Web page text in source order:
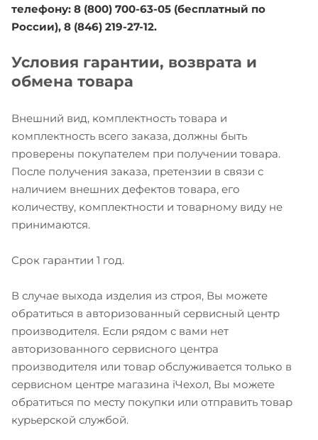
телефону: 8 (800) 700-63-05 (бесплатный по
России), 8 (846) 219-27-12.
Условия гарантии, возврата и
обмена товара
Внешний вид, комплектность товара и
комплектность всего заказа, должны быть
проверены покупателем при получении товара.
После получения заказа, претензии в связи с
наличием внешних дефектов товара, его
количеству, комплектности и товарному виду не
принимаются.
Срок гарантии 1 год.
В случае выхода изделия из строя, Вы можете
обратиться в авторизованный сервисный центр
производителя. Если рядом с вами нет
авторизованного сервисного центра
производителя или товар обслуживается только в
сервисном центре магазина iЧехол, Вы можете
обратиться по месту покупки или отправить товар
курьерской службой.